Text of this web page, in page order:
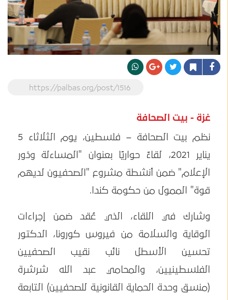
https://palbas.org/post/1516
غزة - بيت الصحافة
نظم بيت الصحافة – فلسطين، يوم الثلاثاء 5
يناير 2021، لقاءً حواريًا بعنوان "المساءلة ودَور
الإعلام" ضمن أنشطة مشروع "الصحفيون لديهم
قوة" الممول من حكومة كندا.
وشارك في اللقاء، الذي عُقد ضمن إجراءات
الوقاية والسلامة من فيروس كورونا، الدكتور
تحسين الأسطل نائب نقيب الصحفيين
الفلسطينيين، والمحامي عبد الله شرشرة
(منسق وحدة الحماية القانونية للصحفيين) التابعة